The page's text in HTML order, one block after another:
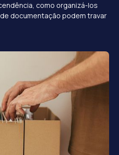
como organizá-los
documentação podem travar